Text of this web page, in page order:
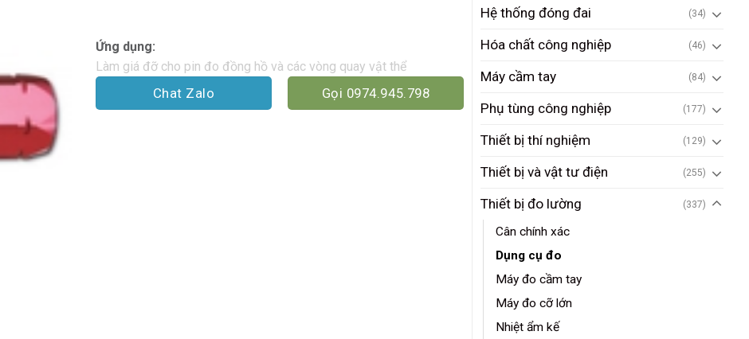
Hệ thống đóng đai (34)
Hóa chất công nghiệp (46)
Máy cầm tay (84)
Phụ tùng công nghiệp (177)
Thiết bị thí nghiệm (129)
Thiết bị và vật tư điện (255)
Thiết bị đo lường (337)
Cân chính xác
Dụng cụ đo
Máy đo cầm tay
Máy đo cỡ lớn
Nhiệt ẩm kế
Ứng dụng:
Làm giá đỡ cho pin đo đồng hồ và các vòng quay vật thể
Chat Zalo Gọi 0974.945.798